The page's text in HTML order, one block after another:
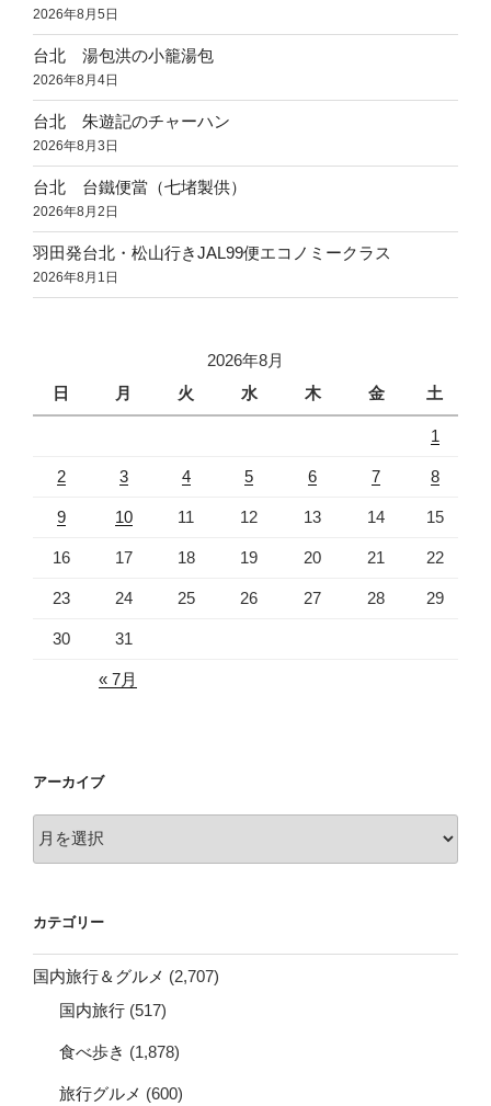
2026年8月5日
台北 湯包洪の小籠湯包
2026年8月4日
台北 朱遊記のチャーハン
2026年8月3日
台北 台鐵便當（七堵製供）
2026年8月2日
羽田発台北・松山行きJAL99便エコノミークラス
2026年8月1日
2026年8月
日
月 火 水 木 金 土
1
2 3 4 5 6 7 8
9 10 11 12 13 14 15
16 17 18 19 20 21 22
23 24 25 26 27 28 29
30 31
« 7月
アーカイブ
ー
ブ
カテゴリー
国内旅行＆グルメ (2,707)
国内旅行 (517)
食べ歩き (1,878)
旅行グルメ (600)